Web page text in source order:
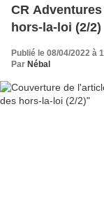
CR
hors-la-loi (2/2)
Publié le 08/04/2022 à
Par Nébal